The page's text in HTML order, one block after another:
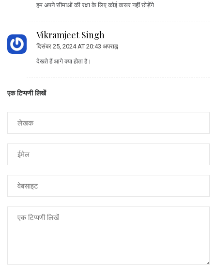
हम अपने सीमाओं की रक्षा के लिए कोई कसर नहीं छोड़ेंगे
Vikramjeet Singh
दिसंबर 25, 2024 AT 20:43 अपराह्न
देखते हैं आगे क्या होता है।
एक टिप्पणी लिखें